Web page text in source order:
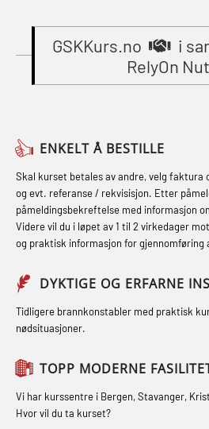
Breathing System
Deployment
Compressed Air
Fallsikring (FAR108)
Førstehjelp –
Førstehjelp
GOC sertifikat
(GMDSS) (MRC101)
GOC sertifikat
(MRC102)
GSK
oljearbeidere
sikkerhetskurs for
(MBSBLE024)
STCW Oppdatering
(MBSBLE021)
STCW kombi
og med.behandling
STCW Kombi
og Medisinsk
Webinar (MBS1341)
STCW Oppdatering
(MBS114)
STCW Medisinsk
STCW Medisinsk
oppdatering
Grunnkurs
Grunnkurs
inkl. brannslukning
Hjertestarter
Røykdykking
repetisjon (LFI105)
Sikkerhetskurs for
oppdrettsanlegg
Ulykkesgransking –
(LFI100)
GSKKurs.no
i
RelyOn
ENKELT Å BESTILLE
Skal kurset betales av andre, velg
og evt. referanse / rekvisisjon. Etter
påmeldingsbekreftelse med informasjon
Videre vil du i løpet av 1 til 2 virkedager
og praktisk informasjon for gjennomføring
DYKTIGE OG ERFARNE
Tidligere brannkonstabler med praktisk
nødsituasjoner.
TOPP MODERNE
Vi har kurssentre i Bergen, Stavanger,
Hvor vil du ta kurset?